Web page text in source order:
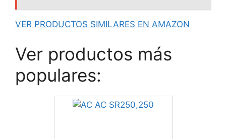
VER PRODUCTOS SIMILARES EN AMAZON
Ver productos más
populares: